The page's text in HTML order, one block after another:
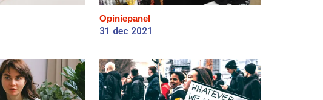
Opiniepanel
31 dec 2021